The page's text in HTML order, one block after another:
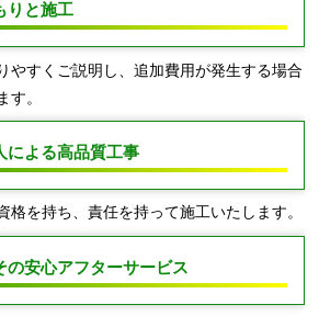
りと施工
やすくご説明し、追加費用が発生する場合
す。
による高品質工事
格を持ち、責任を持って施工いたします。
の安心アフターサービス